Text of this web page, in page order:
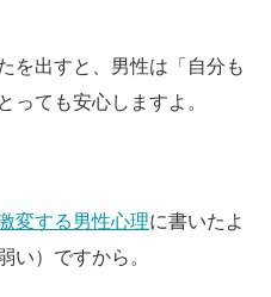
を出すと、男性は「自分も
っても安心しますよ。
変する男性心理に書いたよ
い）ですから。